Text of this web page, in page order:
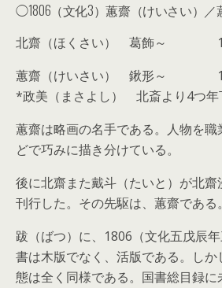
◯1806（文化3）蕙齋（けいさい）
北齋（ほくさい） 葛飾～
蕙齋（けいさい） 鍬形～
*政美（まさよし） 北斎より4つ年
蕙齋は略画の名手である。人物を
どで巧みに描き分けている。
後に北齋また戴斗（たいと）が北齋
刊行した。その先駆は、蕙齋である。
跋（ばつ）に、1806（文化五戊辰
書は木版でなく、活版である。し
態は全く同様である。国書総目録に